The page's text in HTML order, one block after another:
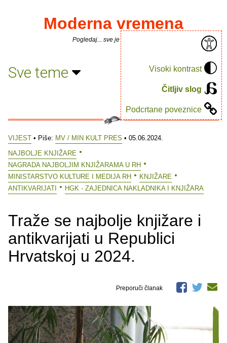
Visoki kontrast
Čitljiv slog
Podcrtane poveznice
Moderna vremena
Pogledaj... sve je puno knjiga.
Sve teme
VIJEST • Piše: MV / MIN KULT PRES • 05.06.2024.
NAJBOLJE KNJIŽARE
NAGRADA NAJBOLJIM KNJIŽARAMA U RH
MINISTARSTVO KULTURE I MEDIJA RH
KNJIŽARE
ANTIKVARIJATI
HGK - ZAJEDNICA NAKLADNIKA I KNJIŽARA
Traže se najbolje knjižare i
antikvarijati u Republici
Hrvatskoj u 2024.
Preporuči članak